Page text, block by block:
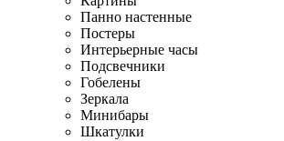
Панно настенные
Постеры
Интерьерные часы
Подсвечники
Гобелены
Зеркала
Минибары
Шкатулки